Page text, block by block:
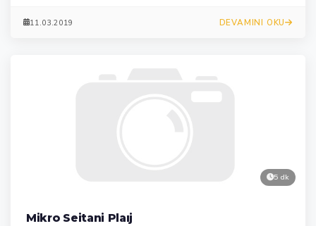
11.03.2019 DEVAMINI OKU
5 dk
Mikro Seitani Plaıj